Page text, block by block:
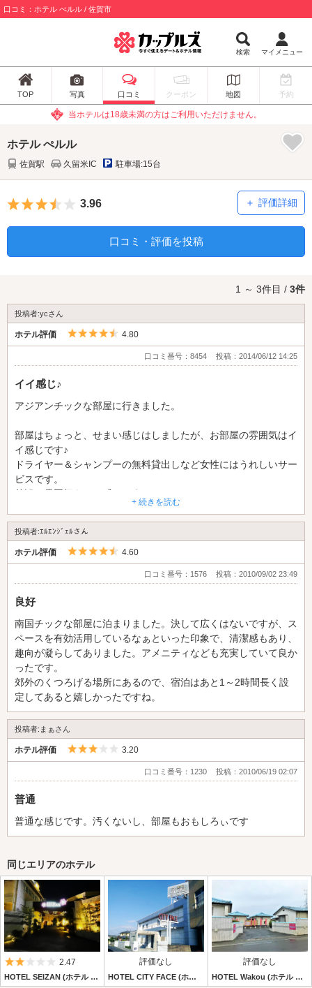
口コミ：ホテル ぺルル / 佐賀市
検索 マイメニュー
TOP 写真 口コミ クーポン 地図 予約
当ホテルは18歳未満の方はご利用いただけません。
ホテル ぺルル
佐賀駅 久留米IC 駐車場:15台
5つ星のうち3.5
3.96 評価詳細
口コミ・評価を投稿
1 ～ 3件目 / 3件
投稿者:ycさん
ホテル評価 5つ星のうち4.5
4.80
口コミ番号：8454 投稿：2014/06/12 14:25
イイ感じ♪
アジアンチックな部屋に行きました。
部屋はちょっと、せまい感じはしましたが、お部屋の雰囲気はイ
イ感じです♪
ドライヤー＆シャンプーの無料貸出しなど女性にはうれしいサー
ビスです。
外観の雰囲気もいい感じです。
+ 続きを読む
投稿者:ｴﾙｴﾝｼﾞｪﾙさん
ホテル評価 5つ星のうち4.5
4.60
口コミ番号：1576 投稿：2010/09/02 23:49
良好
南国チックな部屋に泊まりました。決して広くはないですが、ス
ペースを有効活用しているなぁといった印象で、清潔感もあり、
趣向が凝らしてありました。アメニティなども充実していて良か
ったです。
郊外のくつろげる場所にあるので、宿泊はあと1～2時間長く設
定してあると嬉しかったですね。
投稿者:まぁさん
ホテル評価 5つ星のうち3
3.20
口コミ番号：1230 投稿：2010/06/19 02:07
普通
普通な感じです。汚くないし、部屋もおもしろぃです
同じエリアのホテル
5つ星のうち2
2.47
HOTEL SEIZAN (ホテル セイザン)
評価なし
HOTEL CITY FACE (ホテル シティ フェイス)
評価なし
HOTEL Wakou (ホテル ワコウ)